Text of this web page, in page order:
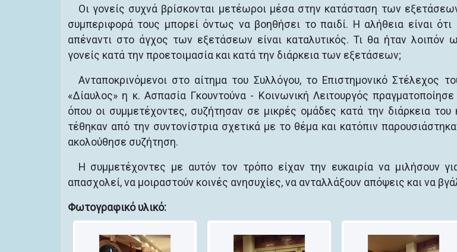
Οι γονείς συχνά βρίσκονται μετέωροι μέσα στην κατάσταση των
συμπεριφορά τους μπορεί όντως να βοηθήσει το παιδί. Η αλήθεια είναι
απέναντι στο άγχος των εξετάσεων είναι καταλυτικός. Τι θα ήταν λοιπόν
γονείς κατά την προετοιμασία και κατά την διάρκεια των εξετάσεων;
Ανταποκρινόμενοι στο αίτημα του Συλλόγου, το Επιστημονικό Στέλεχος
«Δίαυλος» η κ. Ασπασία Γκουντούνα - Κοινωνική Λειτουργός
όπου οι συμμετέχοντες, συζήτησαν σε μικρές ομάδες κατά την διάρκεια
τέθηκαν από την συντονίστρια σχετικά με το θέμα και κατόπιν
ακολούθησε συζήτηση.
Η συμμετέχοντες με αυτόν τον τρόπο είχαν την ευκαιρία να μιλήσουν
απασχολεί, να μοιραστούν κοινές ανησυχίες, να ανταλλάξουν απόψεις και να
Φωτογραφικό υλικό: